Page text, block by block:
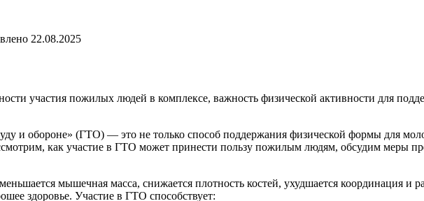
22.08.2025
участия пожилых людей в комплексе, важность физической активности для
и обороне» (ГТО) — это не только способ поддержания физической формы для
как участие в ГТО может принести пользу пожилым людям, обсудим меры
мышечная масса, снижается плотность костей, ухудшается координация и
здоровье. Участие в ГТО способствует: